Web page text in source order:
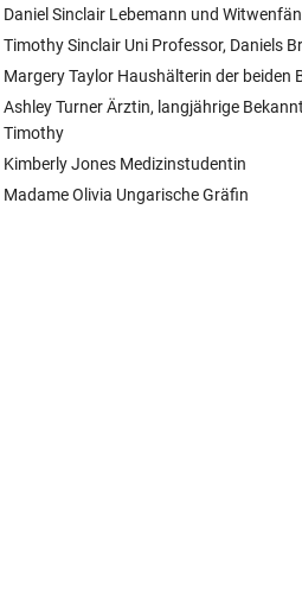
Daniel Sinclair Lebemann und
Timothy Sinclair Uni Professor, Daniels
Margery Taylor Haushälterin der beiden
Ashley Turner Ärztin, langjährige
Timothy
Kimberly Jones Medizinstudentin
Madame Olivia Ungarische Gräfin